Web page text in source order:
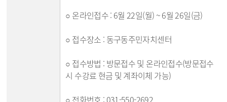
○ 온라인접수 : 6월 22일(월) ~ 6월 26일(금)
○ 접수장소 : 동구동주민자치센터
○ 접수방법 : 방문접수 및 온라인접수(방문접수
시 수강료 현금 및 계좌이체 가능)
○ 전화번호 : 031-550-2692